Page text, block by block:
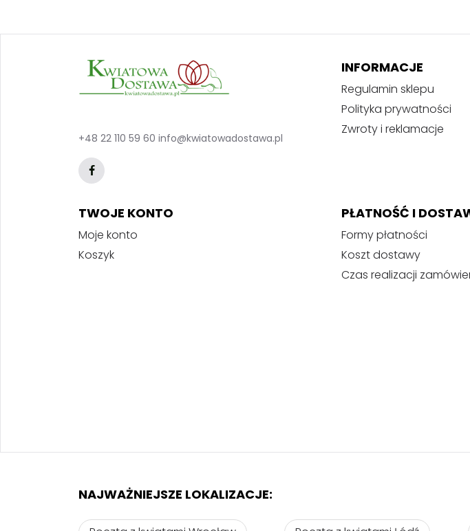
+48 22 110 59 60 info@kwiatowadostawa.pl
INFORMACJE
Regulamin sklepu
Polityka prywatności
Zwroty i reklamacje
TWOJE KONTO
Moje konto
Koszyk
PŁATNOŚĆ I
Formy płatności
Koszt dostawy
Czas realizacji
NAJWAŻNIEJSZE LOKALIZACJE: